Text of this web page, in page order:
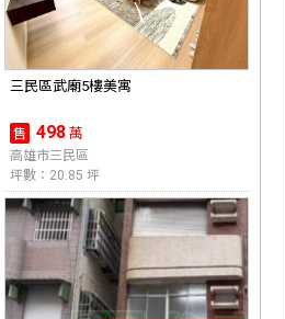
三民區武廟5樓美寓
售 498 萬
高雄市三民區
坪數：20.85 坪